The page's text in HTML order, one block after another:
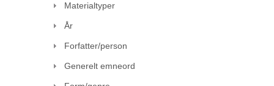
Materialtyper
År
Forfatter/person
Generelt emneord